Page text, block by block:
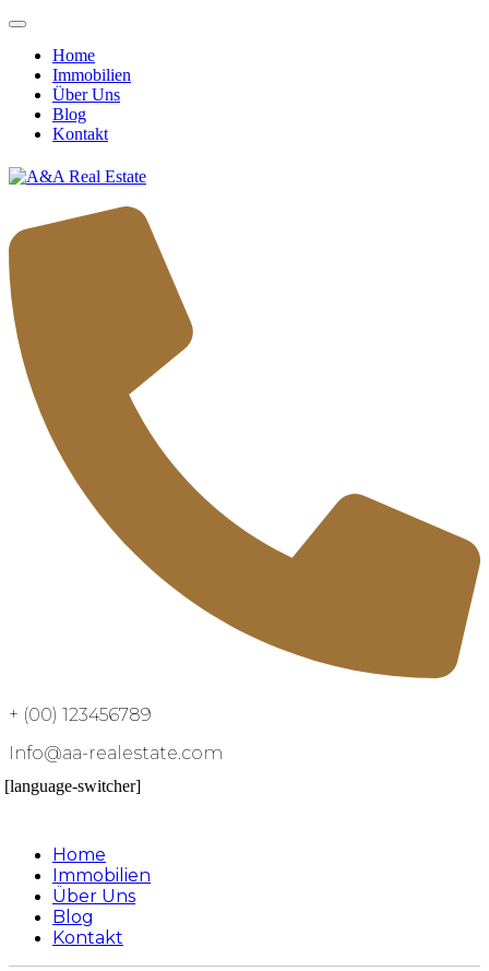
Home
Immobilien
Über Uns
Blog
Kontakt
+ (00) 123456789
Info@aa-realestate.com
[language-switcher]
Home
Immobilien
Über Uns
Blog
Kontakt